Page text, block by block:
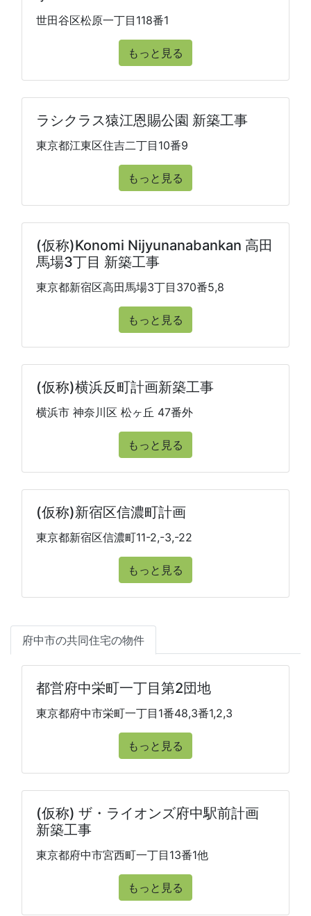
世田谷区松原一丁目118番1
もっと見る
ラシクラス猿江恩賜公園 新築工事
東京都江東区住吉二丁目10番9
もっと見る
(仮称)Konomi Nijyunanabankan 高田
馬場3丁目 新築工事
東京都新宿区高田馬場3丁目370番5,8
もっと見る
(仮称)横浜反町計画新築工事
横浜市 神奈川区 松ヶ丘 47番外
もっと見る
(仮称)新宿区信濃町計画
東京都新宿区信濃町11-2,-3,-22
もっと見る
府中市の共同住宅の物件
都営府中栄町一丁目第2団地
東京都府中市栄町一丁目1番48,3番1,2,3
もっと見る
(仮称) ザ・ライオンズ府中駅前計画
新築工事
東京都府中市宮西町一丁目13番1他
もっと見る